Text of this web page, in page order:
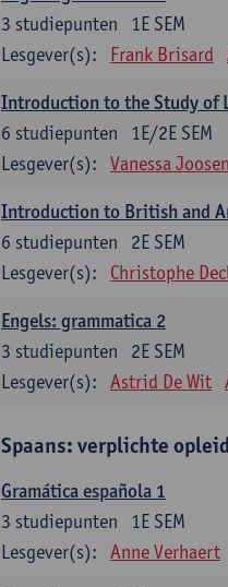
1E SEM
3 studiepunten
Lesgever(s):
Frank Brisard
Introduction to the Study of
1E/2E SEM
6 studiepunten
Lesgever(s):
Vanessa Joosen
Introduction to British and
2E SEM
6 studiepunten
Lesgever(s):
Christophe
Engels: grammatica 2
2E SEM
3 studiepunten
Lesgever(s):
Astrid De Wit
Spaans: verplichte
Gramática española 1
1E SEM
3 studiepunten
Lesgever(s):
Anne Verhaert